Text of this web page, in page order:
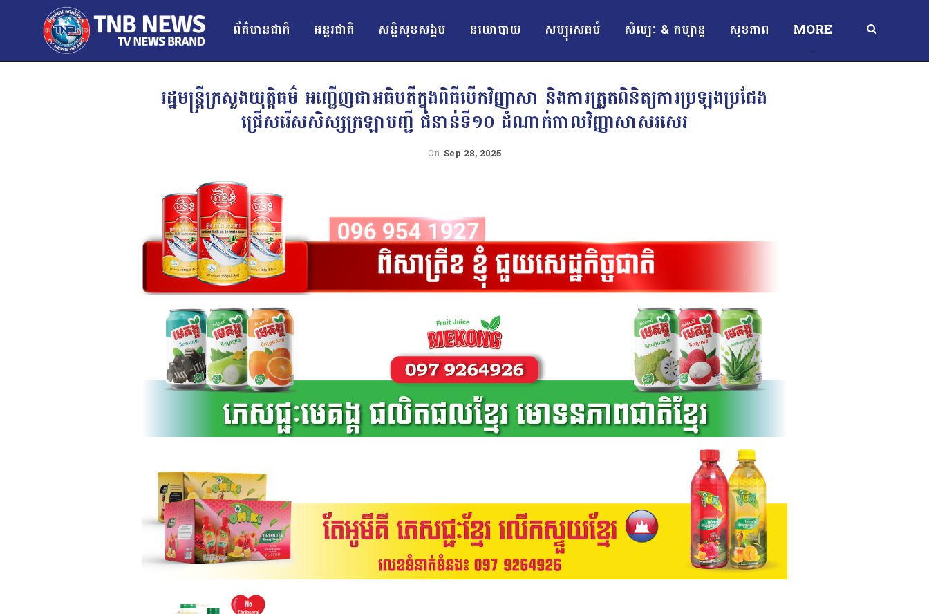
ព័ត៌មានជាតិ អន្ដរជាតិ សន្តិសុខសង្គម នយោបាយ សប្បុរសធម៍ សិល្បៈ & កម្សាន្ត សុខភាព MORE
រដ្ឋមន្រ្តីក្រសួងយុត្តិធម៌ អញ្ជើញជាអធិបតីក្នុងពិធីបើកវិញ្ញាសា និងការត្រួតពិនិត្យការប្រឡងប្រជែង
ជ្រើសរើសសិស្សក្រឡាបញ្ជី ជំនាន់ទី១០ ដំណាក់កាលវិញ្ញាសាសរសេរ
On Sep 28, 2025